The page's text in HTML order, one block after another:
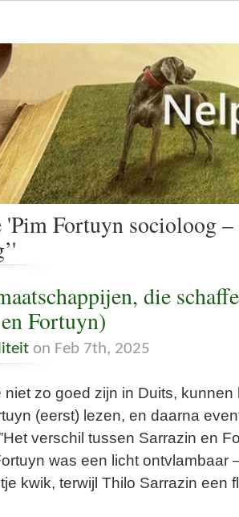
Fortuyn socioloog –
die
Fortuyn)
on Feb 7th, 2025
niet zo goed zijn in Duits,
(eerst) lezen, en daarna
verschil tussen Sarrazin en
was een licht ontvlambaar
kwik, terwijl Thilo Sarrazin een